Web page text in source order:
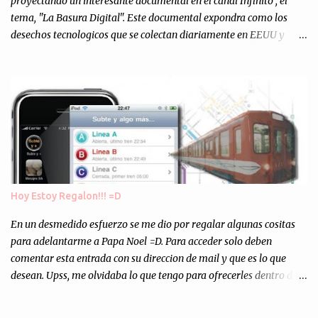
tema, "La Basura Digital". Este documental expondra como los
desechos tecnologicos que se colectan diariamente en EEUU y
Asi, todos los residuos sonincinerados produciendo lo que los
ambientalistas llaman "La Pesadilla de la Edad Cibernetica". La
transmision es el Domingo 2 de diciembre a las 21:00 hs. Me
parecio muy interesante, no creo que lo pueda ver por la hora, asi
que los comentarios los dejo en sus manos...
Hoy Estoy Regalon!!! =D
En un desmedido esfuerzo se me dio por regalar algunas cositas
para adelantarme a Papa Noel =D. Para acceder solo deben
comentar esta entrada con su direccion de mail y que es lo que
desean. Upss, me olvidaba lo que tengo para ofrecerles dentro de